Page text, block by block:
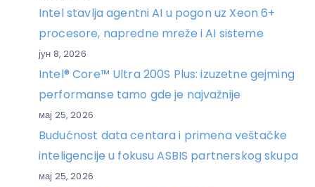
Intel stavlja agentni AI u pogon uz Xeon 6+
procesore, napredne mreže i AI sisteme
јун 8, 2026
Intel® Core™ Ultra 200S Plus: izuzetne gejming
performanse tamo gde je najvažnije
мај 25, 2026
Budućnost data centara i primena veštačke
inteligencije u fokusu ASBIS partnerskog skupa
мај 25, 2026